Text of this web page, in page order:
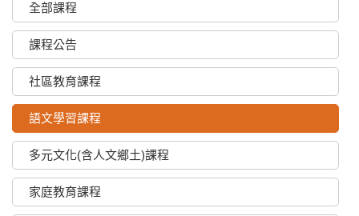
全部課程
課程公告
社區教育課程
語文學習課程
多元文化(含人文鄉土)課程
家庭教育課程